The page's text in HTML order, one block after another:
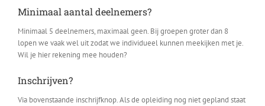
Minimaal aantal deelnemers?
Minimaal 5 deelnemers, maximaal geen. Bij groepen groter dan 8
lopen we vaak wel uit zodat we individueel kunnen meekijken met je.
Wil je hier rekening mee houden?
Inschrijven?
Via bovenstaande inschrijfknop. Als de opleiding nog niet gepland staat